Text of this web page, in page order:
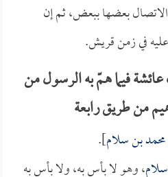
بعضها ببعض، ثم إن
في زمن قريش.
فيما همّ به الرسول من
من طريق رابعة
بن سلام].
، وهو لا بأس به، ولا بأس به